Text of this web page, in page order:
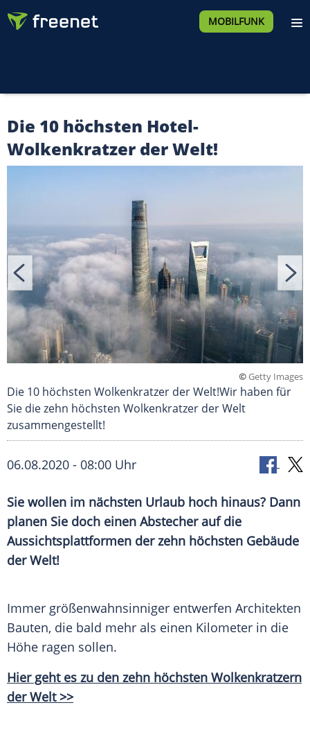
MOBILFUNK
Die 10 höchsten Hotel-
Wolkenkratzer der Welt!
©Getty Images
Die 10 höchsten Wolkenkratzer der Welt!Wir haben für
Sie die zehn höchsten Wolkenkratzer der Welt
zusammengestellt!
06.08.2020 - 08:00 Uhr
Sie wollen im nächsten Urlaub hoch hinaus? Dann
planen Sie doch einen Abstecher auf die
Aussichtsplattformen der zehn höchsten Gebäude
der Welt!
Immer größenwahnsinniger entwerfen Architekten
Bauten, die bald mehr als einen Kilometer in die
Höhe ragen sollen.
Hier geht es zu den zehn höchsten Wolkenkratzern
der Welt >>